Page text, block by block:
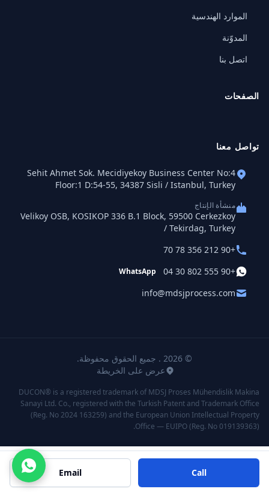
الموارد الهندسية
المدوّنة
اتصل بنا
الصفحات
تواصل معنا
Sehit Ahmet Sok. Mecidiyekoy Business Center No:4
Floor:1 D:54-55, 34387 Sisli / Istanbul, Turkey
منشأة الإنتاج
Velikoy OSB, KOSIKOP 336 B.1 Block, 59500 Cerkezkoy
/ Tekirdag, Turkey
+90 212 356 78 70
+90 555 802 30 04
WhatsApp
info@mdsjprocess.com
© 2026 . جميع الحقوق محفوظة.
عرض على الخريطة
DUCON® is a registered trademark of MDSJ Proses Mühendislik Makina
Sanayi Ltd. Co., registered with the Turkish Patent and Trademark Office
(Reg. No 2024 163259) and the European Union Intellectual Property
Office — EUIPO (Reg. No 019139363).
Call
Email